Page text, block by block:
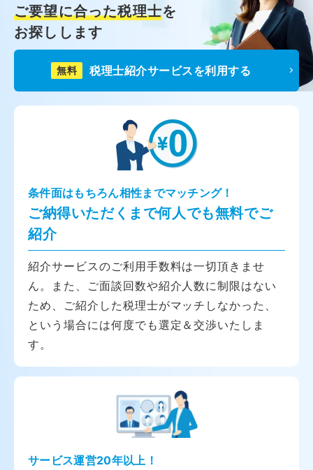
ご要望に合った税理士を
お探しします
無料 税理士紹介サービスを利用する
条件面はもちろん相性までマッチング！
ご納得いただくまで何人でも無料でご
紹介
紹介サービスのご利用手数料は一切頂きませ
ん。また、ご面談回数や紹介人数に制限はない
ため、ご紹介した税理士がマッチしなかった、
という場合には何度でも選定＆交渉いたしま
す。
サービス運営20年以上！